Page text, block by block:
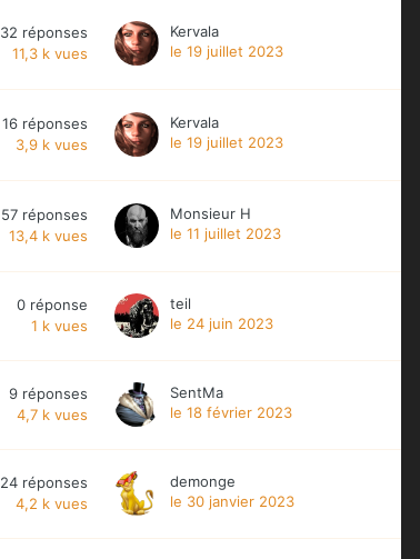
32 réponses
11,3 k vues
Kervala
le 19 juillet 2023
16 réponses
3,9 k vues
Kervala
le 19 juillet 2023
57 réponses
13,4 k vues
Monsieur H
le 11 juillet 2023
0 réponse
1 k vues
teil
le 24 juin 2023
9 réponses
4,7 k vues
SentMa
le 18 février 2023
24 réponses
4,2 k vues
demonge
le 30 janvier 2023